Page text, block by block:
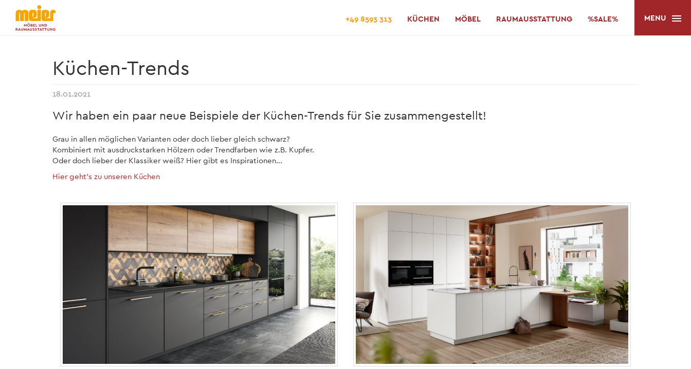
+49 8593 313 KÜCHEN MÖBEL RAUMAUSSTATTUNG %SALE% MENU
Küchen-Trends
18.01.2021
Wir haben ein paar neue Beispiele der Küchen-Trends für Sie zusammengestellt!
Grau in allen möglichen Varianten oder doch lieber gleich schwarz?
Kombiniert mit ausdruckstarken Hölzern oder Trendfarben wie z.B. Kupfer.
Oder doch lieber der Klassiker weiß? Hier gibt es Inspirationen...
Hier geht's zu unseren Küchen